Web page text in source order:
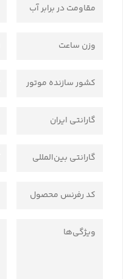
مقاومت در برابر آب
وزن ساعت
کشور سازنده موتور
گارانتی ایران
گارانتی بین‌المللی
کد رفرنس محصول
ویژگی‌ها